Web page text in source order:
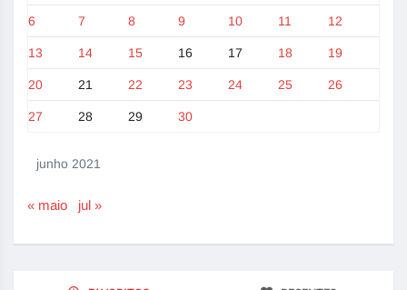
junho 2021
6 7 8 9 10 11 12
13 14 15 16 17 18 19
20 21 22 23 24 25 26
27 28 29 30
« maio jul »